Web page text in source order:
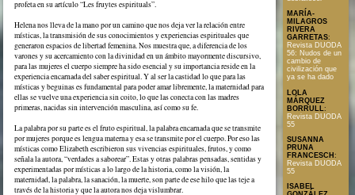
profeta en su artículo “Les fruytes espirituals”.
Helena nos lleva de la mano por un camino que nos deja ver la relación entre
místicas, la transmisión de sus conocimientos y experiencias espirituales que
generaron espacios de libertad femenina. Nos muestra que, a diferencia de los
varones y su acercamiento con la divinidad en un ámbito mayormente discursivo,
para las mujeres el cuerpo siempre ha sido esencial y su importancia reside en la
experiencia encarnada del saber espiritual. Y al ser la castidad lo que para las
místicas y beguinas es fundamental para poder amar libremente, la maternidad para
ellas se vuelve una experiencia sin coito, lo que las conecta con las madres
primeras, nacidas sin intervención masculina, así como su fe.
La palabra por su parte es el fruto espiritual, la palabra encarnada que se transmite
por mujeres porque es lengua materna y esa se transmite por el cuerpo. Por eso las
místicas como Elizabeth escribieron sus vivencias espirituales, frutos, y como
señala la autora, “verdades a saborear”. Estas y otras palabras pensadas, sentidas y
experimentadas por místicas a lo largo de la historia, como la visión, la
maternidad, la palabra, la sanación, la muerte, son parte de ese hilo que las teje a
través de la historia y que la autora nos deja vislumbrar.
MARÍA-
MILAGROS
RIVERA
GARRETAS:
Revista DUODA
56: Nudos de un
cambio de
civilización que
ya se ha dado
LOLA
MÁRQUEZ
BORRULL :
Revista DUODA
55
SUSANNA
PRUNA
FRANCESCH :
Revista DUODA
55
ISABEL